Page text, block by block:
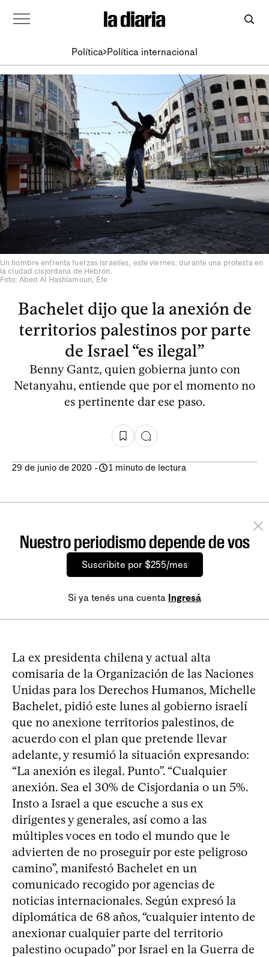
Política Política internacional
Un hombre enfrenta fuerzas israelíes, este viernes, durante una protesta en
la ciudad cisjordana de Hebrón.
Foto: Abed Al Hashlamoun, Efe
Bachelet dijo que la anexión de
territorios palestinos por parte
de Israel “es ilegal”
Benny Gantz, quien gobierna junto con
Netanyahu, entiende que por el momento no
es pertinente dar ese paso.
29 de junio de 2020 - 1 minuto de lectura
Nuestro periodismo depende de vos
Suscribite por $255/mes
Si ya tenés una cuenta Ingresá
La ex presidenta chilena y actual alta
comisaria de la Organización de las Naciones
Unidas para los Derechos Humanos, Michelle
Bachelet, pidió este lunes al gobierno israelí
que no anexione territorios palestinos, de
acuerdo con el plan que pretende llevar
adelante, y resumió la situación expresando:
“La anexión es ilegal. Punto”. “Cualquier
anexión. Sea el 30% de Cisjordania o un 5%.
Insto a Israel a que escuche a sus ex
dirigentes y generales, así como a las
múltiples voces en todo el mundo que le
advierten de no proseguir por este peligroso
camino”, manifestó Bachelet en un
comunicado recogido por agencias de
noticias internacionales. Según expresó la
diplomática de 68 años, “cualquier intento de
anexionar cualquier parte del territorio
palestino ocupado” por Israel en la Guerra de